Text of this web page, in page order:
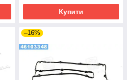
Купити
–16%